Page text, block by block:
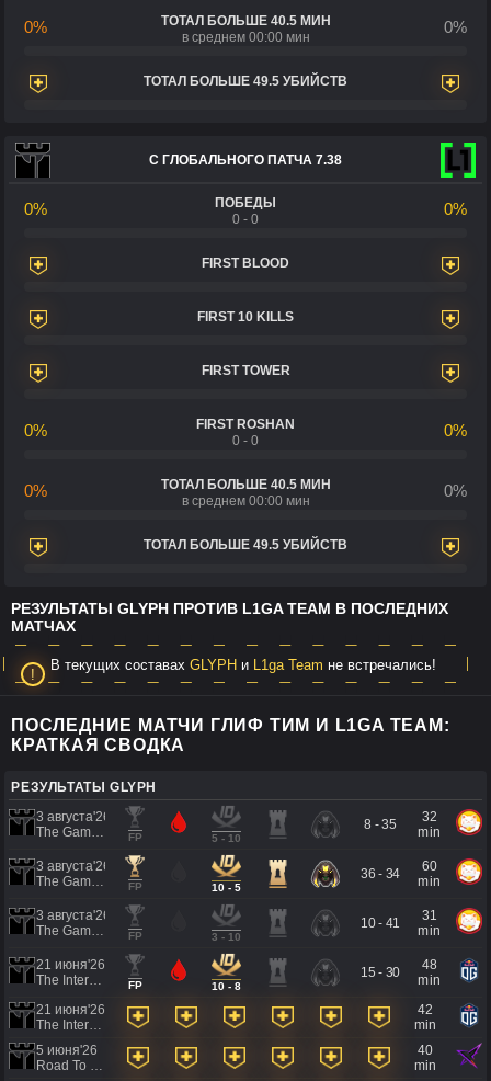
0%
ТОТАЛ БОЛЬШЕ 40.5 МИН
в среднем 00:00 мин
0%
ТОТАЛ БОЛЬШЕ 49.5 УБИЙСТВ
С ГЛОБАЛЬНОГО ПАТЧА 7.38
0%
ПОБЕДЫ
0 - 0
0%
FIRST BLOOD
FIRST 10 KILLS
FIRST TOWER
0%
FIRST ROSHAN
0 - 0
0%
0%
ТОТАЛ БОЛЬШЕ 40.5 МИН
в среднем 00:00 мин
0%
ТОТАЛ БОЛЬШЕ 49.5 УБИЙСТВ
РЕЗУЛЬТАТЫ GLYPH ПРОТИВ L1GA TEAM В ПОСЛЕДНИХ
МАТЧАХ
В текущих составах GLYPH и L1ga Team не встречались!
ПОСЛЕДНИЕ МАТЧИ ГЛИФ ТИМ И L1GA TEAM:
КРАТКАЯ СВОДКА
РЕЗУЛЬТАТЫ GLYPH
3 августа'26
FP 5 - 10
8 - 35
32
min
3 августа'26
FP 10 - 5
36 - 34
60
min
3 августа'26
FP 3 - 10
10 - 41
31
min
21 июня'26
FP 10 - 8
15 - 30
48
min
21 июня'26
42
min
5 июня'26
40
min